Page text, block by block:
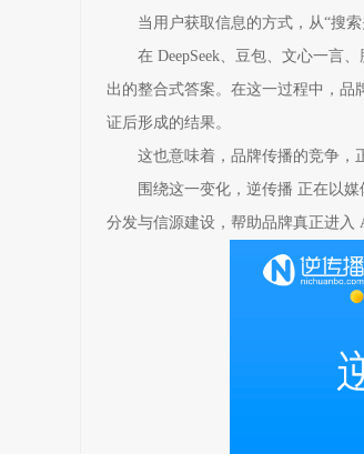
当用户获取信息的方式，从“搜
在 DeepSeek、豆包、文心一言
出的整合式答案。在这一过程中，
证后形成的结果。
这也意味着，品牌传播的竞争，
围绕这一变化，逆传播 正在以
分发与信源建设，帮助品牌真正进入